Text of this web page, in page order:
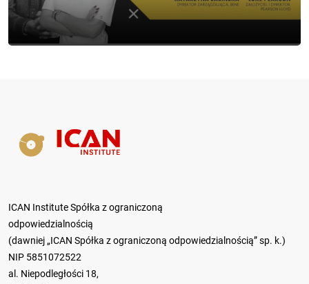
ICAN Institute Spółka z ograniczoną
odpowiedzialnością
(dawniej „ICAN Spółka z ograniczoną odpowiedzialnością” sp. k.)
NIP 5851072522
al. Niepodległości 18,